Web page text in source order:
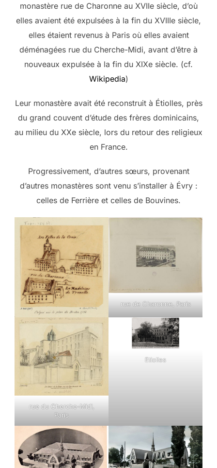
monastère rue de Charonne au XVIIe siècle, d’où
elles avaient été expulsées à la fin du XVIIIe siècle,
elles étaient revenus à Paris où elles avaient
déménagées rue du Cherche-Midi, avant d’être à
nouveaux expulsée à la fin du XIXe siècle. (cf.
Wikipedia)
Leur monastère avait été reconstruit à Étiolles, près
du grand couvent d’étude des frères dominicains,
au milieu du XXe siècle, lors du retour des religieux
en France.
Progressivement, d’autres sœurs, provenant
d’autres monastères sont venu s’installer à Évry :
celles de Ferrière et celles de Bouvines.
rue de Charonne, Paris
rue du Cherche-Midi,
Paris
Etiolles